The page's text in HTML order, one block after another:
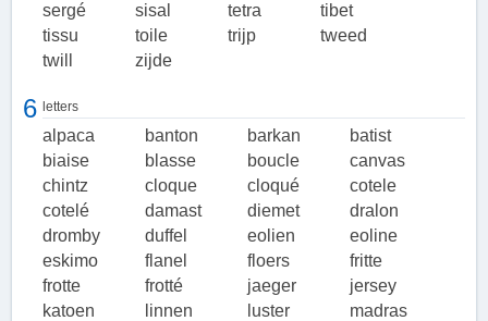
sergé
sisal tetra
tibet
tissu
toile trijp
tweed
twill
zijde
6 letters
alpaca banton barkan
batist
biaise
blasse boucle
canvas
chintz
cloque cloqué
cotele
cotelé
damast diemet
dralon
dromby
duffel eolien
eoline
eskimo
flanel floers
fritte
frotte
frotté jaeger
jersey
katoen
linnen luster
madras